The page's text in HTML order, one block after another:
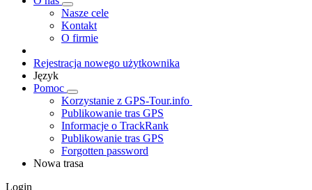
Nasze cele
Kontakt
O firmie
Rejestracja nowego użytkownika
Język
Pomoc
Korzystanie z GPS-Tour.info
Publikowanie tras GPS
Informacje o TrackRank
Publikowanie tras GPS
Forgotten password
Nowa trasa
Login